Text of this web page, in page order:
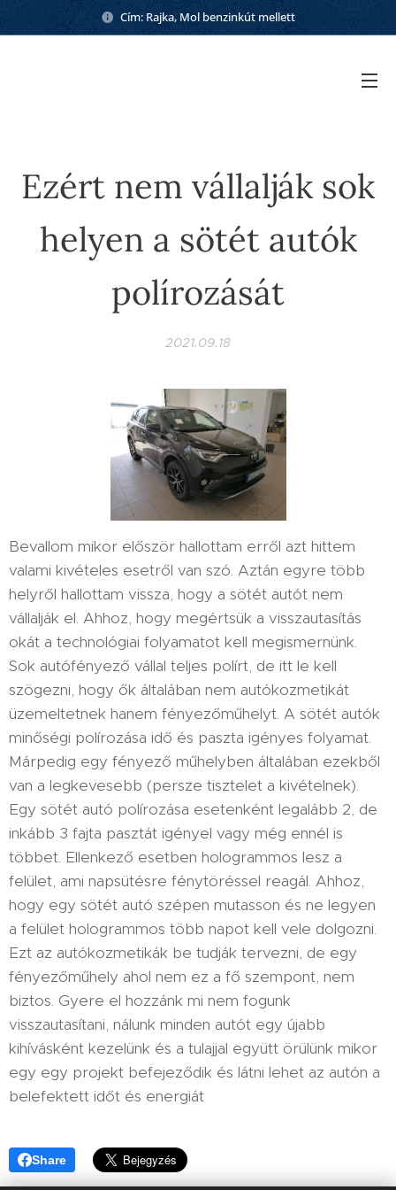
Cím: Rajka, Mol benzinkút mellett
Ezért nem vállalják sok
helyen a sötét autók
polírozását
2021.09.18
Bevallom mikor először hallottam erről azt hittem
valami kivételes esetről van szó. Aztán egyre több
helyről hallottam vissza, hogy a sötét autót nem
vállalják el. Ahhoz, hogy megértsük a visszautasítás
okát a technológiai folyamatot kell megismernünk.
Sok autófényező vállal teljes polírt, de itt le kell
szögezni, hogy ők általában nem autókozmetikát
üzemeltetnek hanem fényezőműhelyt. A sötét autók
minőségi polírozása idő és paszta igényes folyamat.
Márpedig egy fényező műhelyben általában ezekből
van a legkevesebb (persze tisztelet a kivételnek).
Egy sötét autó polírozása esetenként legalább 2, de
inkább 3 fajta pasztát igényel vagy még ennél is
többet. Ellenkező esetben hologrammos lesz a
felület, ami napsütésre fénytöréssel reagál. Ahhoz,
hogy egy sötét autó szépen mutasson és ne legyen
a felület hologrammos több napot kell vele dolgozni.
Ezt az autókozmetikák be tudják tervezni, de egy
fényezőműhely ahol nem ez a fő szempont, nem
biztos. Gyere el hozzánk mi nem fogunk
visszautasítani, nálunk minden autót egy újabb
kihívásként kezelünk és a tulajjal együtt örülünk mikor
egy egy projekt befejeződik és látni lehet az autón a
belefektett időt és energiát
Share